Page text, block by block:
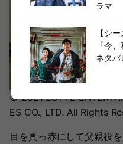
© 2021 LOTTE
ES CO., LTD. All Rights
目を真っ赤にして父親役
ラマ
【シ
『今
ネタバ